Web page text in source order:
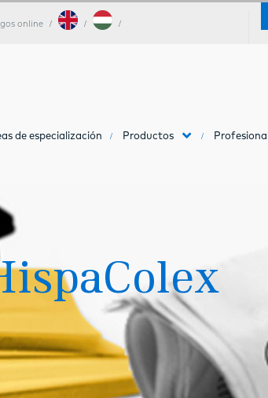
online
de especialización Productos